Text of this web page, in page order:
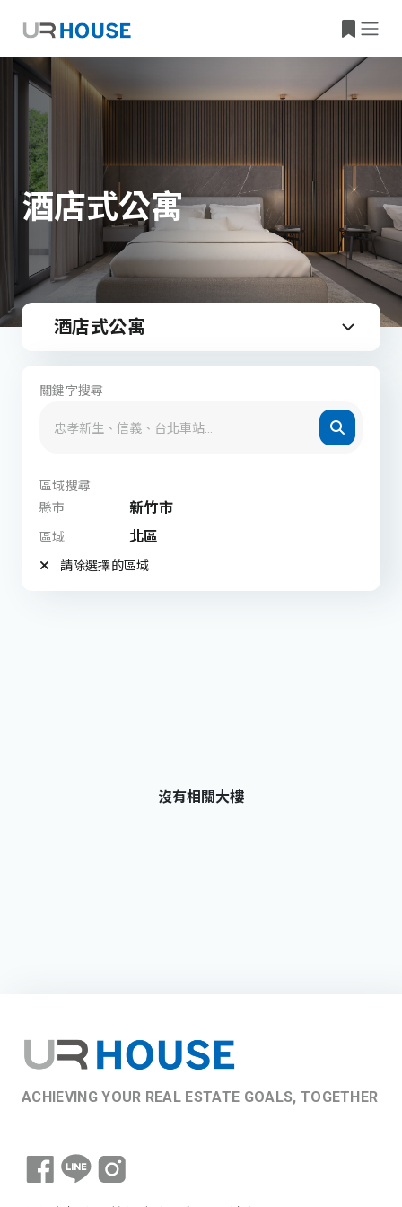
酒店式公寓
酒店式公寓
關鍵字搜尋
區域搜尋
縣市
新竹市
區域 北區
請除選擇的區域
沒有相關大樓
ACHIEVING YOUR REAL ESTATE GOALS, TOGETHER